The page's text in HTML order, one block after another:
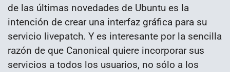
de las últimas novedades de Ubuntu es la
intención de crear una interfaz gráfica para su
servicio livepatch. Y es interesante por la sencilla
razón de que Canonical quiere incorporar sus
servicios a todos los usuarios, no sólo a los